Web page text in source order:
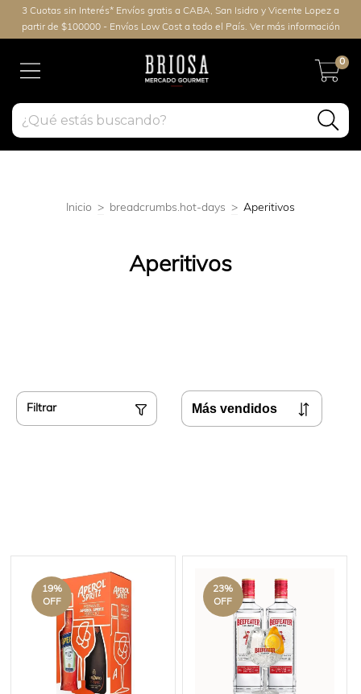
3 Cuotas sin Interés* Envíos gratis a CABA, San Isidro y Vicente Lopez a
partir de $100000 - Envíos Low Cost a todo el País. Ver más información
0
Inicio > breadcrumbs.hot-days > Aperitivos
Aperitivos
Filtrar
19%
OFF
23%
OFF